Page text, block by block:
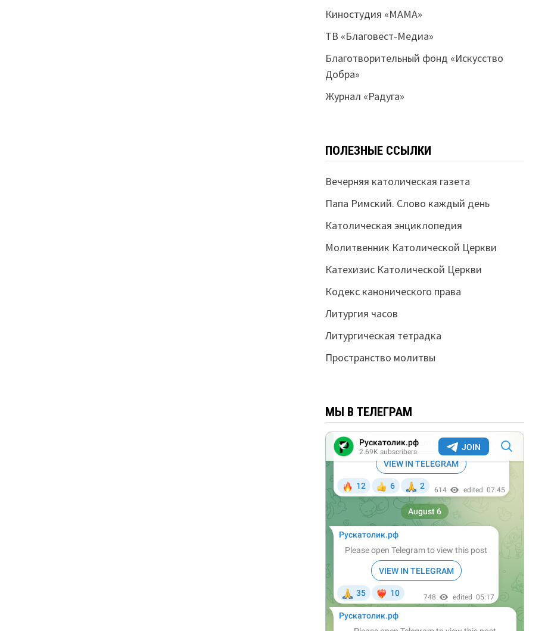
Киностудия «МАМА»
ТВ «Благовест-Медиа»
Благотворительный фонд «Искусство
Добра»
Журнал «Радуга»
ПОЛЕЗНЫЕ ССЫЛКИ
Вечерняя католическая газета
Папа Римский. Слово каждый день
Католическая энциклопедия
Молитвенник Католической Церкви
Катехизис Католической Церкви
Кодекс канонического права
Литургия часов
Литургическая тетрадка
Пространство молитвы
МЫ В ТЕЛЕГРАМ